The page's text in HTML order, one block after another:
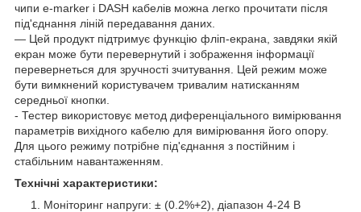
чипи e-marker і DASH кабелів можна легко прочитати після
під'єднання ліній передавання даних.
— Цей продукт підтримує функцію фліп-екрана, завдяки якій
екран може бути перевернутий і зображення інформації
перевернеться для зручності зчитування. Цей режим може
бути вимкнений користувачем тривалим натисканням
середньої кнопки.
- Тестер використовує метод диференціального вимірювання
параметрів вихідного кабелю для вимірювання його опору.
Для цього режиму потрібне під'єднання з постійним і
стабільним навантаженням.
Технічні характеристики:
Моніторинг напруги: ± (0.2%+2), діапазон 4-24 В